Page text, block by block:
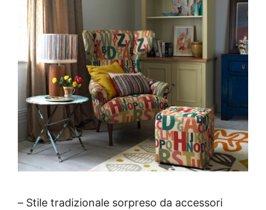
– Stile tradizionale sorpreso da accessori